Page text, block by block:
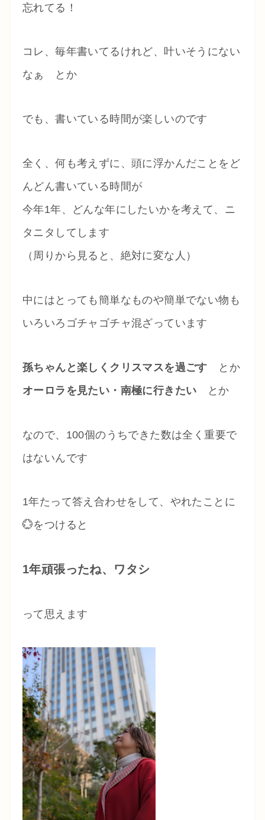
忘れてる！
コレ、毎年書いてるけれど、叶いそうにない
なぁ とか
でも、書いている時間が楽しいのです
全く、何も考えずに、頭に浮かんだことをど
んどん書いている時間が
今年1年、どんな年にしたいかを考えて、ニ
タニタしてします
（周りから見ると、絶対に変な人）
中にはとっても簡単なものや簡単でない物も
いろいろゴチャゴチャ混ざっています
孫ちゃんと楽しくクリスマスを過ごす とか
オーロラを見たい・南極に行きたい とか
なので、100個のうちできた数は全く重要で
はないんです
1年たって答え合わせをして、やれたことに
💮をつけると
1年頑張ったね、ワタシ
って思えます